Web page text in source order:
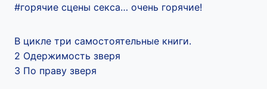
#горячие сцены секса… очень горячие!
В цикле три самостоятельные книги.
2 Одержимость зверя
3 По праву зверя